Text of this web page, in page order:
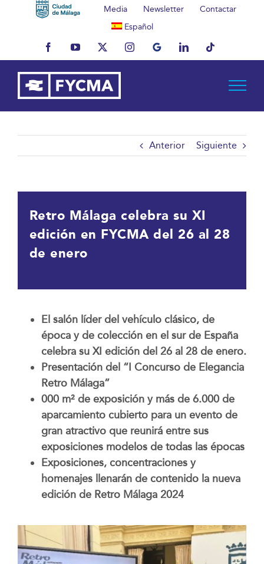
Media Newsletter
Contactar
Español
FacebookYouTubeX InstagramMyBusinessLinkedInTiktok
Anterior Siguiente
Retro Málaga celebra su XI
edición en FYCMA del 26 al 28
de enero
El salón líder del vehículo clásico, de
época y de colección en el sur de España
celebra su XI edición del 26 al 28 de enero.
Presentación del “I Concurso de Elegancia
Retro Málaga”
000 m² de exposición y más de 6.000 de
aparcamiento cubierto para un evento de
gran atractivo que reunirá entre sus
exposiciones modelos de todas las épocas
Exposiciones, concentraciones y
homenajes llenarán de contenido la nueva
edición de Retro Málaga 2024